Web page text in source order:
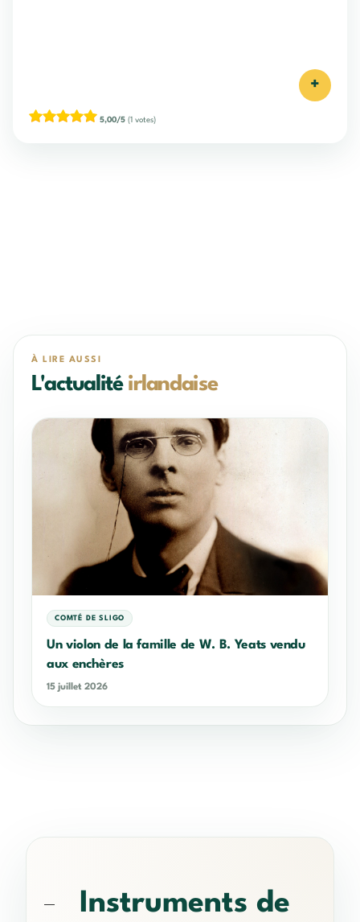
+
5,00/5 (1 votes)
À LIRE AUSSI
L'actualité irlandaise
COMTÉ DE SLIGO
Un violon de la famille de W. B. Yeats vendu
aux enchères
15 juillet 2026
Instruments de